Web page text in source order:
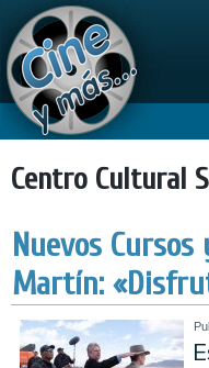
Centro Cultural
Nuevos
Martín: